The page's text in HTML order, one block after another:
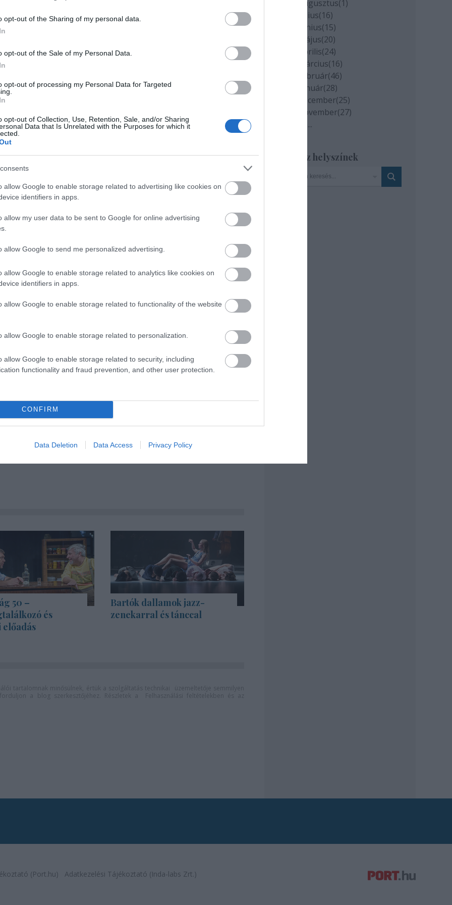
opt-out of the Sharing of my personal data.
opt-out of the Sale of my Personal Data.
opt-out of processing my Personal Data for Targeted
opt-out of Collection, Use, Retention, Sale, and/or Sharing
Data that Is Unrelated with the Purposes for which it
allow Google to enable storage related to advertising like cookies on
identifiers in apps.
allow my user data to be sent to Google for online advertising
allow Google to send me personalized advertising.
allow Google to enable storage related to analytics like cookies on
identifiers in apps.
allow Google to enable storage related to functionality of the website
allow Google to enable storage related to personalization.
allow Google to enable storage related to security, including
functionality and fraud prevention, and other user protection.
CONFIRM
Data Deletion Data Access Privacy Policy
érdeklődők számára is meghirdettek
szervezet részvételével. A jelentkezőket
és civil közösség, amely vers- és prózamondó
A programnak ezt a részét - amelynek
szerveznek -április 5-éngálával zárják a
Rózsa
két kategóriában lehetett nevezni: színművészek és
és szakirányú felsőoktatási intézmények
Blaskó Péter, Hűvösvölgyi
Ödön, Oberfrank Pál, Oláh János, Dráfi Mátyás
1 millió forint, a 2. kategóriában 500 ezer
örömét fejezte ki, hogy az esemény otthonra
a költői színház megteremtésére
befogadták. Mint mondta, a Versünnep illik
költészet napját az országos esemény által.
elnöke felidézte: a Versünnep fesztivál 2005-ben -
- indult útjára a veszprémi Petőfi
alkalommal rendezték meg, minden alkalommal
Mint mondta, pár év kényszerszünet után ismét
Kulturális Szalonnal együttműködve, a Nemzeti
a rendezvény, amelynek fő médiatámogatója a
Alap (MTVA).
50 –
és
Bartók dallamok jazz-
zenekarral és tánccal
2020 augusztus(1)
2020 július(16)
2020 június(15)
2020 május(20)
2020 április(24)
2020 március(16)
2020 február(46)
2020 január(28)
2019 december(25)
2019 november(27)
...
Szinház helyszínek
(Port.hu) Adatkezelési Tájékoztató (Inda-labs Zrt.)